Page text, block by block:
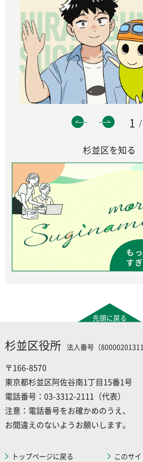
1
杉並区を知る
先頭に戻る
杉並区役所 法人番号（
〒166-8570
東京都杉並区阿佐谷南1丁目15番1号
電話番号：03-3312-2111（代表）
注意：電話番号をお確かめのうえ、
お間違えのないようお願いします。
トップページに戻る このサ